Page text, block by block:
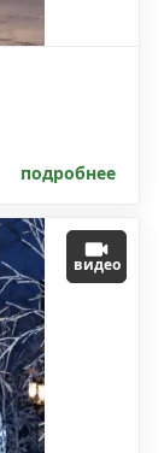
подробнее
видео